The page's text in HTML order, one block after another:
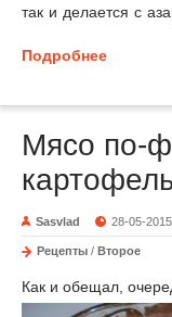
так и делается с
Подробнее
Мясо по-
Sasvlad 28-05-
Рецепты / Второе
Как и обещал,